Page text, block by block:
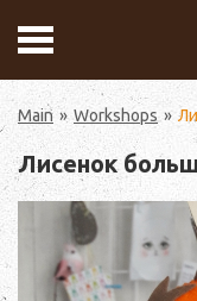
Main Workshops
Лисенок